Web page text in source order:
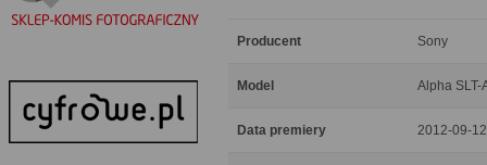
Producent Sony
Model Alpha SLT-
Data premiery 2012-09-12